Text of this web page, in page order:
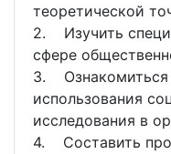
теоретической
2. Изучить
сфере
3. Ознакомиться
использования
исследования в
4. Составить